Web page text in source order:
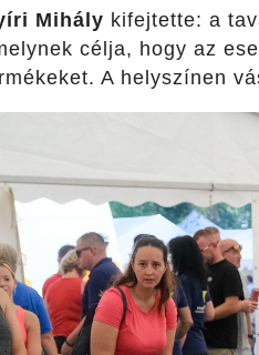
Mihály kifejtette: a
célja, hogy az
A helyszínen